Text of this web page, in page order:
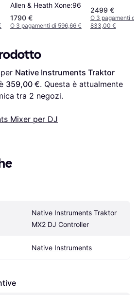
Allen & Heath Xone:96
1790 €
O 3 pagamenti di 596,66 €
2499 €
O 3 pagamenti di
833,00 €
Native Instruments Traktor
359,00 €. Questa è attualmente
tra 2 negozi.
Mixer per DJ
Native Instruments Traktor
MX2 DJ Controller
Native Instruments